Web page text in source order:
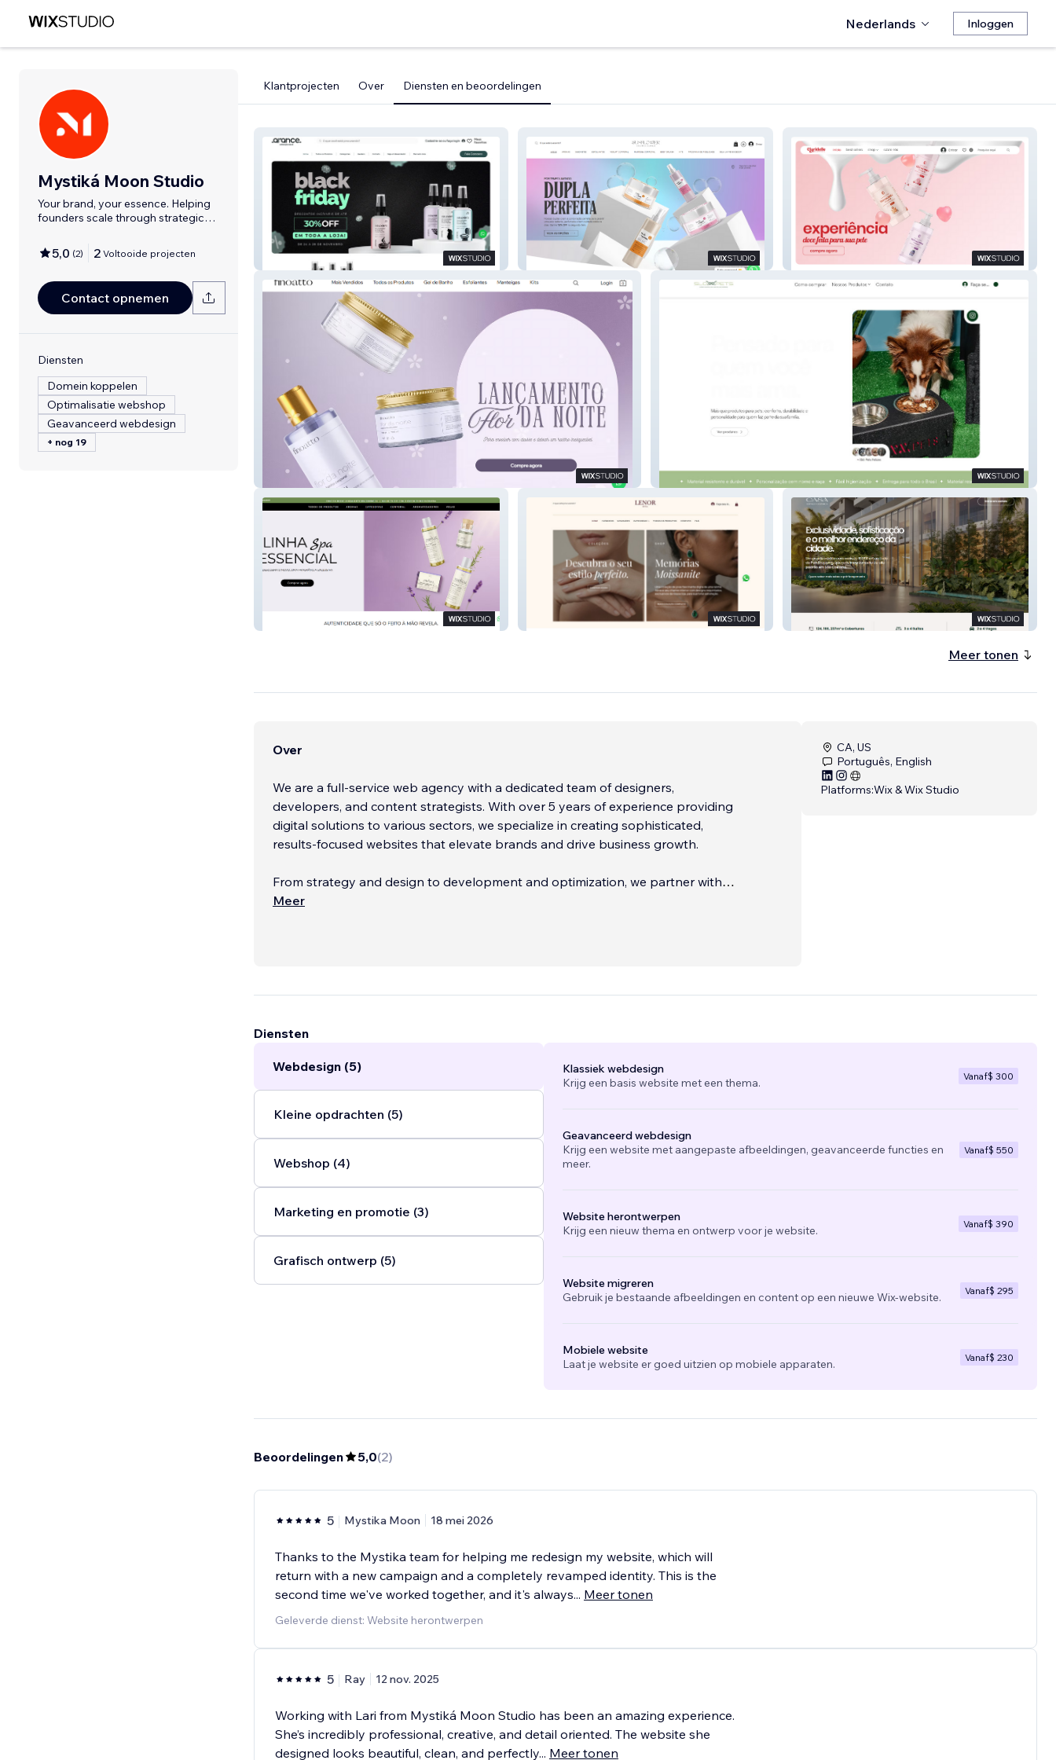
Nederlands Inloggen
Mystiká Moon Studio
Your brand, your essence. Helping
founders scale through strategic
5,0 (2) 2 Voltooide projecten
Contact opnemen
Diensten
Domein koppelen
Optimalisatie webshop
Geavanceerd webdesign
+ nog 19
Klantprojecten Over Diensten en beoordelingen
Arance Sunflower Cosméticos Claridelle Cosméticos
Finoatto SlowPets
Pote de Luz Lenor & Co.
Lançamento em São Caetano do
Meer tonen
Over
We are a full-service web agency with a dedicated team of designers,
developers, and content strategists. With over 5 years of experience providing
digital solutions to various sectors, we specialize in creating sophisticated,
results-focused websites that elevate brands and drive business growth.
From strategy and design to development and optimization, we partner with
clients every step of the way to create digita
Meer
CA, US
Português, English
Platforms:Wix & Wix Studio
Diensten
Webdesign (5)
Kleine opdrachten (5)
Webshop (4)
Marketing en promotie (3)
Grafisch ontwerp (5)
Klassiek webdesign
Krijg een basis website met een thema.
Vanaf$ 300
Geavanceerd webdesign
Krijg een website met aangepaste afbeeldingen, geavanceerde functies en
meer.
Vanaf$ 550
Website herontwerpen
Krijg een nieuw thema en ontwerp voor je website.
Vanaf$ 390
Website migreren
Gebruik je bestaande afbeeldingen en content op een nieuwe Wix-website.
Vanaf$ 295
Mobiele website
Laat je website er goed uitzien op mobiele apparaten.
Vanaf$ 230
Beoordelingen 5,0(2)
5 Mystika Moon 18 mei 2026
Thanks to the Mystika team for helping me redesign my website, which will
return with a new campaign and a completely revamped identity. This is the
second time we've worked together, and it's always... Meer tonen
Geleverde dienst: Website herontwerpen
5 Ray 12 nov. 2025
Working with Lari from Mystiká Moon Studio has been an amazing experience.
She’s incredibly professional, creative, and detail oriented. The website she
designed looks beautiful, clean, and perfectly... Meer tonen